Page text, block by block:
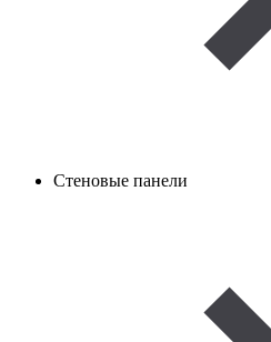
Стеновые панели